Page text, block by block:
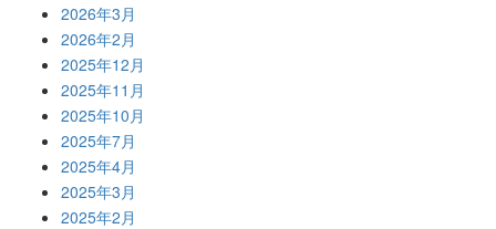
2026年3月
2026年2月
2025年12月
2025年11月
2025年10月
2025年7月
2025年4月
2025年3月
2025年2月